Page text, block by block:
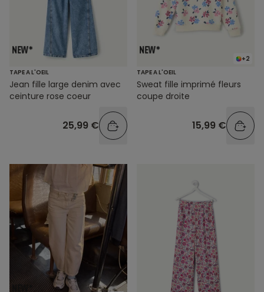
TAPE A L'OEIL
Jean fille large denim avec
ceinture rose coeur
25,99 €
+2
TAPE A L'OEIL
Sweat fille imprimé fleurs
coupe droite
15,99 €